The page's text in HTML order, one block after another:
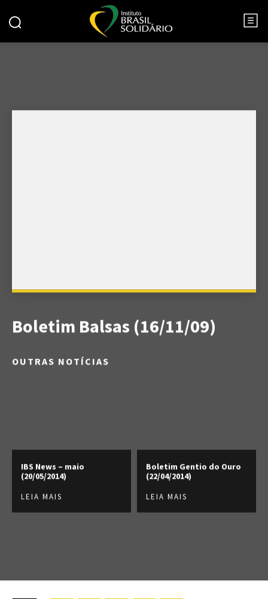
Boletim Balsas (16/11/09)
OUTRAS NOTÍCIAS
IBS News – maio
(20/05/2014)
LEIA MAIS
Boletim Gentio do Ouro
(22/04/2014)
LEIA MAIS